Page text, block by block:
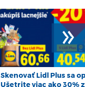
Skenovať Lidl Plus sa
Ušetrite viac ako 30% z
»